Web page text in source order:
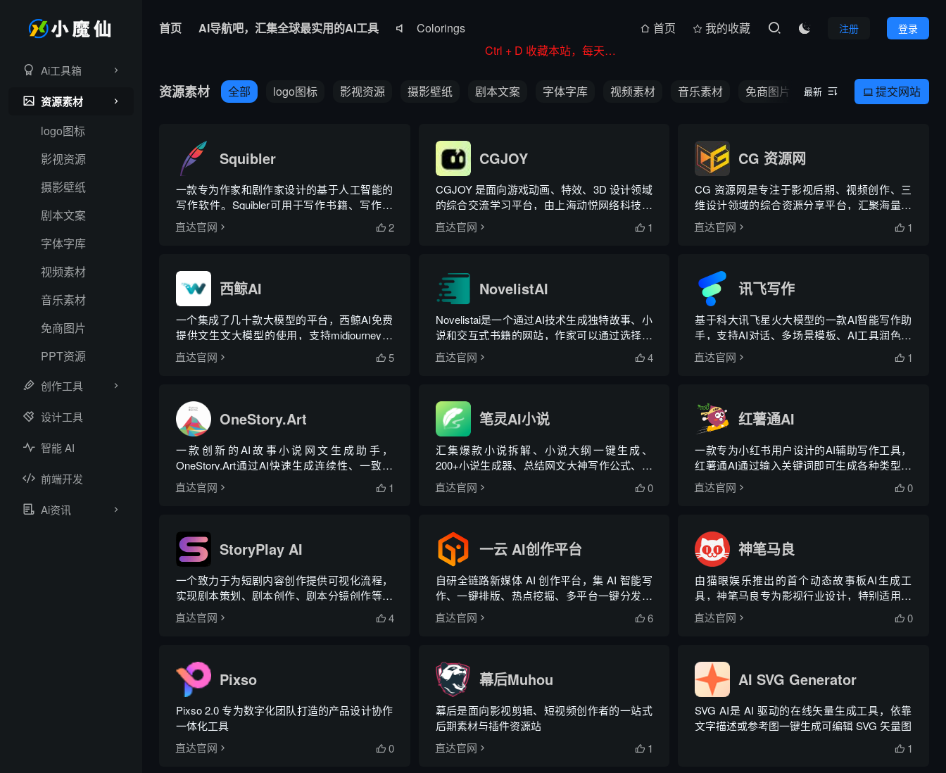
Ai工具箱
资源素材
logo图标
影视资源
摄影壁纸
剧本文案
字体字库
视频素材
音乐素材
免商图片
PPT资源
创作工具
设计工具
智能 AI
前端开发
Ai资讯
首页 AI导航吧，汇集全球最实用的AI工具 
Colorings
WorkBuddy
登录
注册

首页
我的收藏
Ctrl + D 收藏本站，每天更新好站！
资源素材 全部 logo图标 影视资源 摄影壁纸 剧本文案 字体字库 视频素材 音乐素材 免商图片 PPT资源
最新   提交网站
Squibler
一款专为作家和剧作家设计的基于人工智能的
写作软件。Squibler可用于写作书籍、写作小
说、写作剧本和写作短篇小说。
直达官网  2
CGJOY
CGJOY 是面向游戏动画、特效、3D 设计领域
的综合交流学习平台，由上海动悦网络科技有
限公司运营，深耕游戏美术行业多年。平台集
作品展示、资源分享、技能教学、社群交流于
直达官网  1
CG 资源网
CG 资源网是专注于影视后期、视频创作、三
维设计领域的综合资源分享平台，汇聚海量高
清视频素材、音频音效、剪辑特效模板、专业
软件及各类插件脚本，资源适配 AE、PR、
直达官网  1
西鲸AI
一个集成了几十款大模型的平台，西鲸AI免费
提供文生文大模型的使用，支持midjourney、
Dall-E、SD，以及RAG知识库功能。
直达官网  5
NovelistAI
Novelistai是一个通过AI技术生成独特故事、小
说和交互式书籍的网站，作家可以通过选择各
种写作流派和风格来生成自己的个性化小说。
同时提供如书本封面图片和编辑工具，帮助作
直达官网  4
讯飞写作
基于科大讯飞星火大模型的一款AI智能写作助
手，支持AI对话、多场景模板、AI工具润色改
写扩写缩写续写、AI文生图图生图、素材写作
等功能，全方位提升用户的写作效率。
直达官网  1
OneStory.Art
一款创新的AI故事小说网文生成助手，
OneStory.Art通过AI快速生成连续性、一致性
的角色和故事网文，提供影视分镜、网文图
片、游戏漫画以及更多内容创作。
直达官网  1
笔灵AI小说
汇集爆款小说拆解、小说大纲一键生成、
200+小说生成器、总结网文大神写作公式、精
选小说资料库。
直达官网  0
红薯通AI
一款专为小红书用户设计的AI辅助写作工具，
红薯通AI通过输入关键词即可生成各种类型的
小红书笔记，并支持提取和改写已有的笔记文
案。
直达官网  0
StoryPlay AI
一个致力于为短剧内容创作提供可视化流程，
实现剧本策划、剧本创作、剧本分镜创作等围
绕短剧创作全工作流的AI赋能，实现创作者5-
10倍的降本增效的AI短剧剧本创作工具
直达官网  4
一云 AI创作平台
自研全链路新媒体 AI 创作平台，集 AI 智能写
作、一键排版、热点挖掘、多平台一键分发于
一体
直达官网  6
神笔马良
由猫眼娱乐推出的首个动态故事板AI生成工
具，神笔马良专为影视行业设计，特别适用于
长剧本的解析和创作。它通过AI技术实现从文
字到影像的转换。
直达官网  0
Pixso
Pixso 2.0 专为数字化团队打造的产品设计协作
一体化工具
直达官网  0
幕后Muhou
幕后是面向影视剪辑、短视频创作者的一站式
后期素材与插件资源站
直达官网  1
AI SVG Generator
SVG AI是 AI 驱动的在线矢量生成工具，依靠
文字描述或参考图一键生成可编辑 SVG 矢量图
 1